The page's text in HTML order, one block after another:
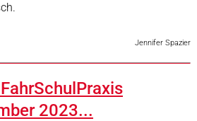
Jennifer Spazier
2023...